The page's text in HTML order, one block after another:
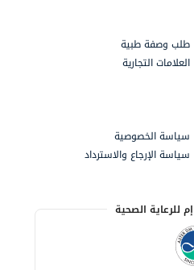
طلب وصفة طبية
العلامات التجارية
سياسة الخصوصية
سياسة الإرجاع والاسترداد
للرعاية الصحية